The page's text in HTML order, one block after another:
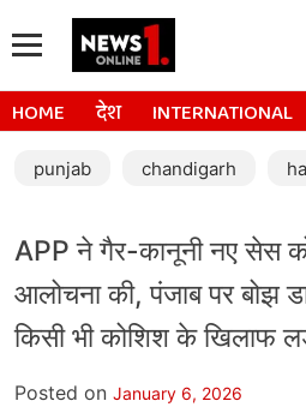
HOME देश INTERNATIONAL
punjab chandigarh
APP ने गैर-कानूनी नए सेस
आलोचना की, पंजाब पर बोझ
किसी भी कोशिश के खिलाफ
Posted on January 6, 2026